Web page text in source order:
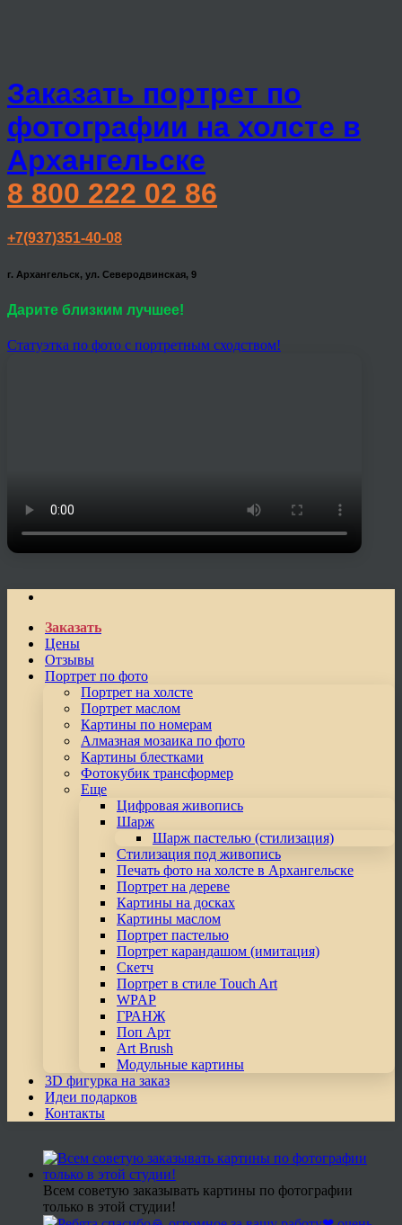
Заказать портрет по
фотографии на холсте в
Архангельске
8 800 222 02 86
+7(937)351-40-08
г. Архангельск, ул. Северодвинская, 9
Дарите близким лучшее!
Статуэтка по фото с портретным сходством!
Заказать
Цены
Отзывы
Портрет по фото
Портрет на холсте
Портрет маслом
Картины по номерам
Алмазная мозаика по фото
Картины блестками
Фотокубик трансформер
Еще
Цифровая живопись
Шарж
Шарж пастелью (стилизация)
Стилизация под живопись
Печать фото на холсте в Архангельске
Портрет на дереве
Картины на досках
Картины маслом
Портрет пастелью
Портрет карандашом (имитация)
Скетч
Портрет в стиле Touch Art
WPAP
ГРАНЖ
Поп Арт
Art Brush
Модульные картины
3D фигурка на заказ
Идеи подарков
Контакты
Всем советую заказывать картины по фотографии
только в этой студии!